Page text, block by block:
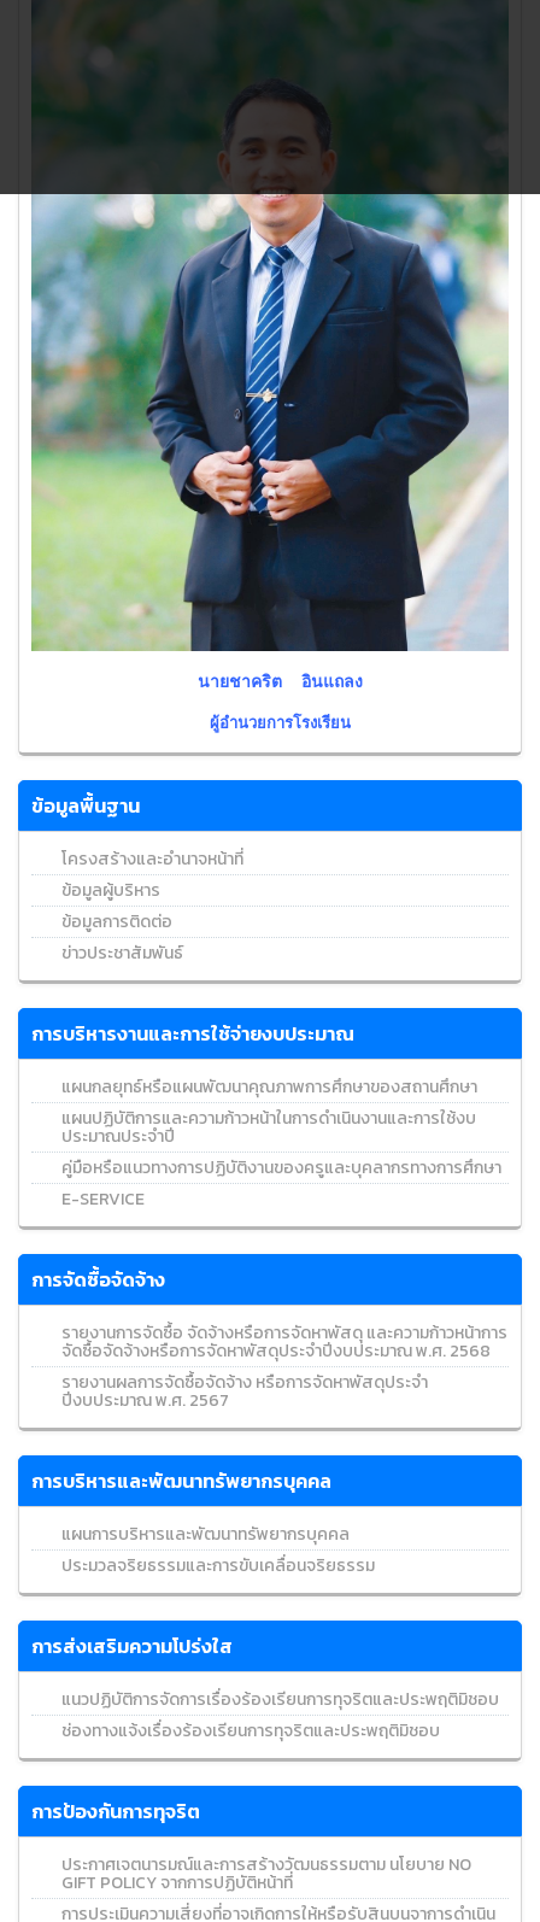
นายชาคริต อินแถลง
ผู้อำนวยการโรงเรียน
ข้อมูลพื้นฐาน
โครงสร้างและอำนาจหน้าที่
ข้อมูลผู้บริหาร
ข้อมูลการติดต่อ
ข่าวประชาสัมพันธ์
การบริหารงานและการใช้จ่ายงบประมาณ
แผนกลยุทธ์หรือแผนพัฒนาคุณภาพการศึกษาของสถานศึกษา
แผนปฏิบัติการและความก้าวหน้าในการดำเนินงานและการใช้งบ
ประมาณประจำปี
คู่มือหรือแนวทางการปฏิบัติงานของครูและบุคลากรทางการศึกษา
E-SERVICE
การจัดซื้อจัดจ้าง
รายงานการจัดซื้อ จัดจ้างหรือการจัดหาพัสดุ และความก้าวหน้าการ
จัดซื้อจัดจ้างหรือการจัดหาพัสดุประจำปีงบประมาณ พ.ศ. 2568
รายงานผลการจัดซื้อจัดจ้าง หรือการจัดหาพัสดุประจำ
ปีงบประมาณ พ.ศ. 2567
การบริหารและพัฒนาทรัพยากรบุคคล
แผนการบริหารและพัฒนาทรัพยากรบุคคล
ประมวลจริยธรรมและการขับเคลื่อนจริยธรรม
การส่งเสริมความโปร่งใส
แนวปฏิบัติการจัดการเรื่องร้องเรียนการทุจริตและประพฤติมิชอบ
ช่องทางแจ้งเรื่องร้องเรียนการทุจริตและประพฤติมิชอบ
การป้องกันการทุจริต
ประกาศเจตนารมณ์และการสร้างวัฒนธรรมตาม นโยบาย NO
GIFT POLICY จากการปฏิบัติหน้าที่
การประเมินความเสี่ยงที่อาจเกิดการให้หรือรับสินบนจาการดำเนิน